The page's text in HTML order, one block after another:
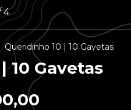
4
Queridinho 10 | 10 Gavetas
10 Gavetas